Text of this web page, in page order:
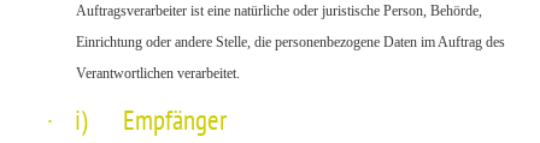
Auftragsverarbeiter ist eine natürliche oder juristische Person, Behörde,
Einrichtung oder andere Stelle, die personenbezogene Daten im Auftrag des
Verantwortlichen verarbeitet.
· i) Empfänger